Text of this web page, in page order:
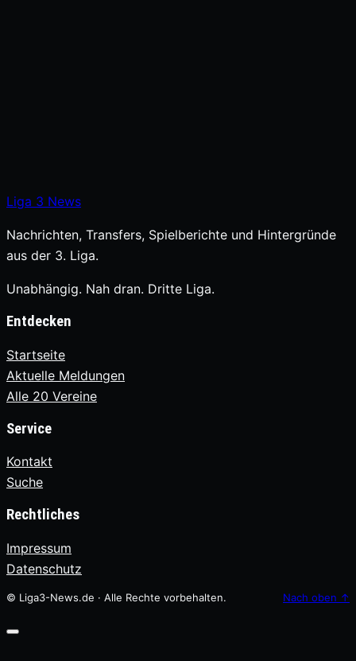
Liga 3 News
Nachrichten, Transfers, Spielberichte und Hintergründe
aus der 3. Liga.
Unabhängig. Nah dran. Dritte Liga.
Entdecken
Startseite
Aktuelle Meldungen
Alle 20 Vereine
Service
Kontakt
Suche
Rechtliches
Impressum
Datenschutz
© Liga3-News.de · Alle Rechte vorbehalten. Nach oben ↑